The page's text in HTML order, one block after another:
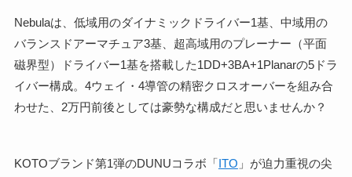
Nebulaは、低域用のダイナミックドライバー1基、中域用の
バランスドアーマチュア3基、超高域用のプレーナー（平面
磁界型）ドライバー1基を搭載した1DD+3BA+1Planarの5ドラ
イバー構成。4ウェイ・4導管の精密クロスオーバーを組み合
わせた、2万円前後としては豪勢な構成だと思いませんか？
KOTOブランド第1弾のDUNUコラボ「ITO 」が迫力重視の尖